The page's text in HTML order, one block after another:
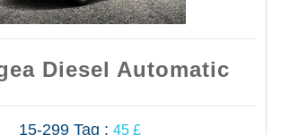
Diesel Automatic
15-299 Tag : 45 £